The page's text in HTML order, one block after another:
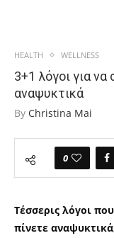
HEALTH WELLNESS
3+1 λόγοι για να
αναψυκτικά
By Christina Mai
0
Τέσσερις λόγοι
πίνετε